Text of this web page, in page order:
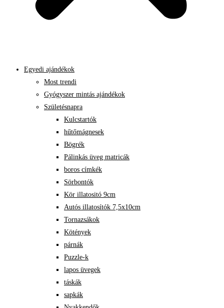
Egyedi ajándékok
Most trendi
Gyógyszer mintás ajándékok
Születésnapra
Kulcstartók
hűtőmágnesek
Bögrék
Pálinkás üveg matricák
boros címkék
Sörbontók
Kör illatositó 9cm
Autós illatosítók 7,5x10cm
Tornazsákok
Kötények
párnák
Puzzle-k
lapos üvegek
táskák
sapkák